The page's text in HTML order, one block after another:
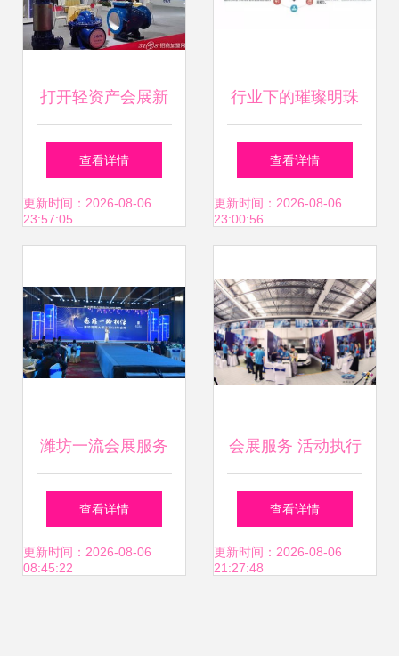
打开轻资产会展新
蓝海，别再死扛
了！
查看详情
更新时间：2026-08-06
23:57:05
行业下的璀璨明珠
会展策划与管理专
业的服务价值解读
查看详情
更新时间：2026-08-06
23:00:56
潍坊一流会展服务
蓝海战略下的新标
杆与未来启示
查看详情
更新时间：2026-08-06
08:45:22
会展服务 活动执行
的精密艺术与一站
式解决方案
查看详情
更新时间：2026-08-06
21:27:48